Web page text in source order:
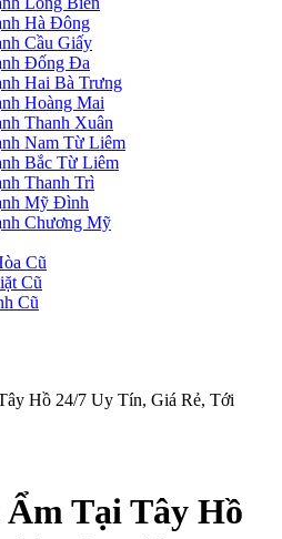
Hà Đông
Cầu Giấy
Đống Đa
Hai Bà Trưng
Hoàng Mai
Thanh Xuân
Nam Từ Liêm
Bắc Từ Liêm
Thanh Trì
Mỹ Đình
Chương Mỹ
Cũ
Cũ
Cũ
Hồ 24/7 Uy Tín, Giá Rẻ, Tới
Tại Tây Hồ